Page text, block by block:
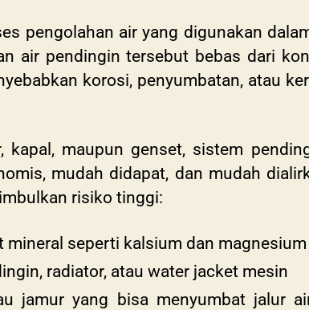
pengolahan air yang digunakan
air pendingin tersebut bebas dari
korosi, penyumbatan, atau
kapal, maupun genset, sistem
mudah didapat, dan mudah
risiko tinggi:
mineral seperti kalsium dan magnesium
radiator, atau water jacket mesin
jamur yang bisa menyumbat jalur